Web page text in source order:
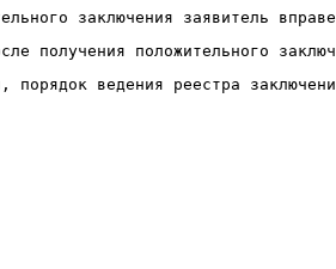
заключения заявитель
получения положительного
порядок ведения реестра